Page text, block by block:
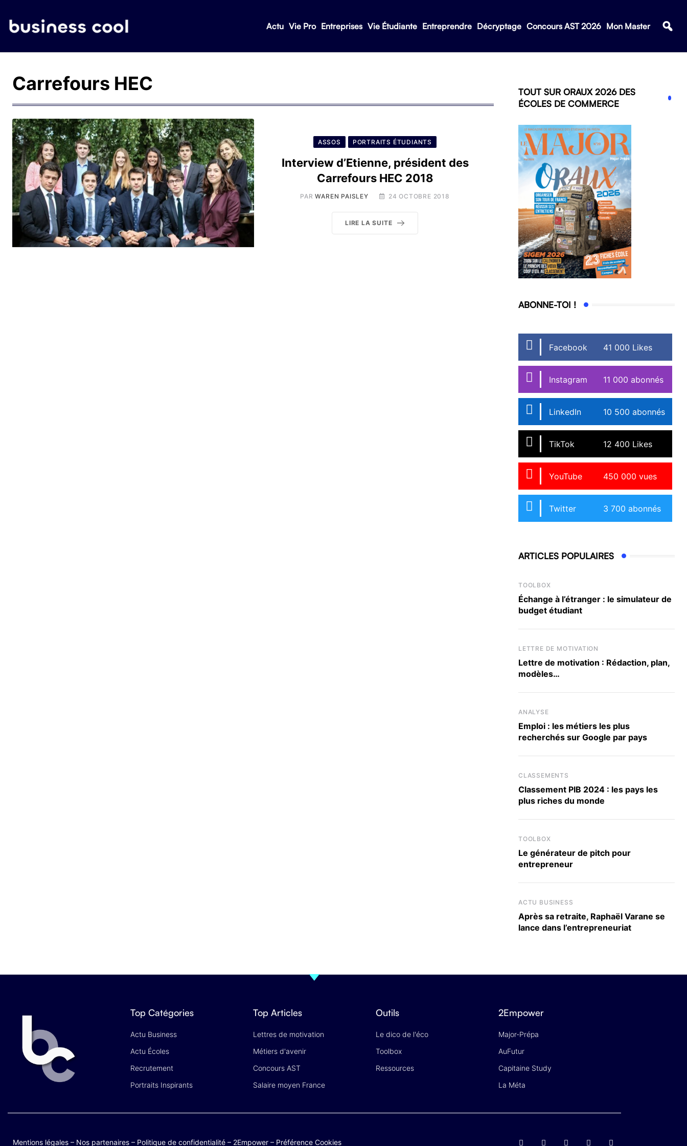
Actu Vie Pro Entreprises Vie Étudiante Entreprendre Décryptage Concours AST 2026 Mon Master
Carrefours HEC
ASSOS PORTRAITS ÉTUDIANTS
Interview d’Etienne, président des
Carrefours HEC 2018
PARWAREN PAISLEY 24 OCTOBRE 2018
LIRE LA SUITE
TOUT SUR ORAUX 2026 DES
ÉCOLES DE COMMERCE
ABONNE-TOI !
Facebook 41 000 Likes
Instagram 11 000 abonnés
LinkedIn 10 500 abonnés
TikTok 12 400 Likes
YouTube 450 000 vues
Twitter 3 700 abonnés
ARTICLES POPULAIRES
TOOLBOX
Échange à l’étranger : le simulateur de
budget étudiant
LETTRE DE MOTIVATION
Lettre de motivation : Rédaction, plan,
modèles…
ANALYSE
Emploi : les métiers les plus
recherchés sur Google par pays
CLASSEMENTS
Classement PIB 2024 : les pays les
plus riches du monde
TOOLBOX
Le générateur de pitch pour
entrepreneur
ACTU BUSINESS
Après sa retraite, Raphaël Varane se
lance dans l’entrepreneuriat
Top Catégories
Actu Business
Actu Écoles
Recrutement
Portraits Inspirants
Top Articles
Lettres de motivation
Métiers d'avenir
Concours AST
Salaire moyen France
Outils
Le dico de l'éco
Toolbox
Ressources
2Empower
Major-Prépa
AuFutur
Capitaine Study
La Méta
Mentions légales – Nos partenaires – Politique de confidentialité – 2Empower – Préférence Cookies